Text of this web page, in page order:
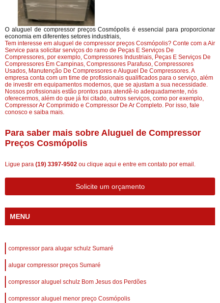
O aluguel de compressor preços Cosmópolis é essencial para proporcionar
economia em diferentes setores industriais,
Tem interesse em aluguel de compressor preços Cosmópolis? Conte com a Air
Service para solicitar serviços do ramo de Peças E Serviços De
Compressores, por exemplo, Compressores Industriais, Peças E Serviços De
Compressores Em Campinas, Compressores Parafuso, Compressores
Usados, Manutenção De Compressores e Aluguel De Compressores. A
empresa conta com um time de profissionais qualificados para o serviço, além
de investir em equipamentos modernos, que se ajustam a sua necessidade.
Nossos profissionais estão prontos para atendê-lo adequadamente, nós
oferecermos, além do que já foi citado, outros serviços, como por exemplo,
Compressor Ar Comprimido e Compressor De Ar Completo. Por isso, fale
conosco e saiba mais.
Para saber mais sobre Aluguel de Compressor
Preços Cosmópolis
Ligue para (19) 3397-9502 ou clique aqui e entre em contato por email.
Solicite um orçamento
MENU
compressor para alugar schulz Sumaré
alugar compressor preços Sumaré
compressor aluguel schulz Bom Jesus dos Perdões
compressor aluguel menor preço Cosmópolis